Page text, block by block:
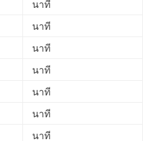
นาที
นาที
นาที
นาที
นาที
นาที
นาที